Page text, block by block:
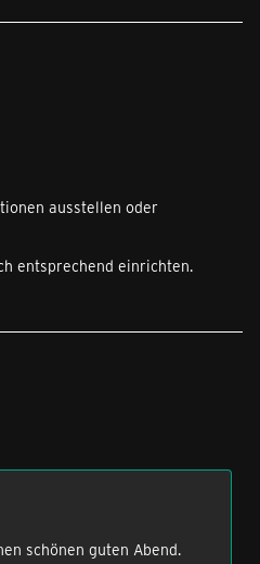
ausstellen oder
entsprechend einrichten.
schönen guten Abend.